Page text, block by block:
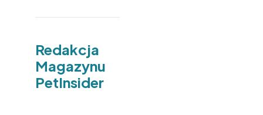
Redakcja
Magazynu
PetInsider